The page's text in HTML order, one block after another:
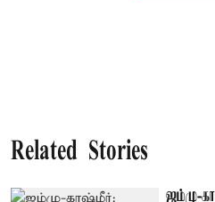
Related Stories
ஜம்மு-